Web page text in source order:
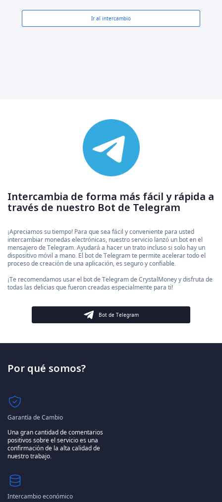
Ir al intercambio
Intercambia de forma más fácil y rápida a
través de nuestro Bot de Telegram
¡Apreciamos su tiempo! Para que sea fácil y conveniente para usted
intercambiar monedas electrónicas, nuestro servicio lanzó un bot en el
mensajero de Telegram. Ayudará a hacer un trato incluso si solo hay un
dispositivo móvil a mano. El bot de Telegram te permite acelerar todo el
proceso de creación de una aplicación, es seguro y confiable.
¡Te recomendamos usar el bot de Telegram de CrystalMoney y disfruta de
todas las delicias que fueron creadas especialmente para ti!
Bot de Telegram
Por qué somos?
Garantía de Cambio
Una gran cantidad de comentarios
positivos sobre el servicio es una
confirmación de la alta calidad de
nuestro trabajo.
Intercambio económico